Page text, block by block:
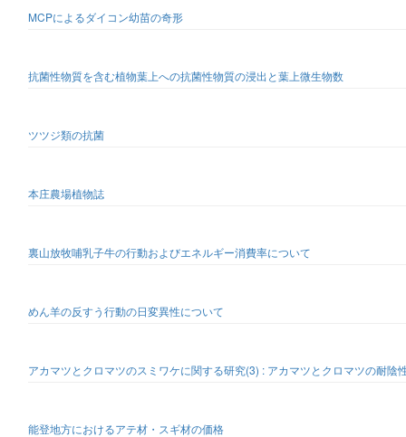
MCPによるダイコン幼苗の奇形
抗菌性物質を含む植物葉上への抗菌性物質の浸出と葉上微生物数
ツツジ類の抗菌
本庄農場植物誌
裏山放牧哺乳子牛の行動およびエネルギー消費率について
めん羊の反すう行動の日変異性について
アカマツとクロマツのスミワケに関する研究(3) : アカマツとクロマツの耐陰
能登地方におけるアテ材・スギ材の価格